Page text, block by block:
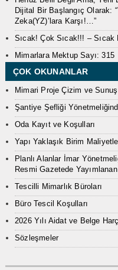
Dijital Bir Başlangıç Olarak:
Zeka(YZ)’lara Karşı!…”
Sıcak! Çok Sıcak!!! –
Mimarlara Mektup Sayı: 315
ÇOK OKUNANLAR
Mimari Proje Çizim ve
Şantiye Şefliği
Oda Kayıt ve Koşulları
Yapı Yaklaşık Birim
Planlı Alanlar İmar
Resmi Gazetede
Tescilli Mimarlık Büroları
Büro Tescil Koşulları
2026 Yılı Aidat ve Belge
Sözleşmeler